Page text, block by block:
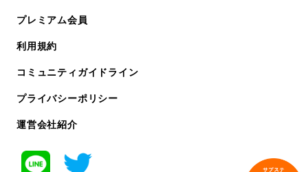
プレミアム会員
利用規約
コミュニティガイドライン
プライバシーポリシー
運営会社紹介